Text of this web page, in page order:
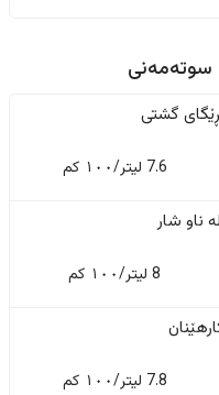
سوتەمەنی
ڕێگای گشتی
7.6 لیتر/١٠٠ کم
ناو شار
8 لیتر/١٠٠ کم
7.8 لیتر/١٠٠ کم